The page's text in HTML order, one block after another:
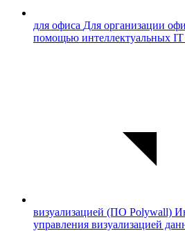
для офиса Для организации
помощью интеллектуальных IT
визуализацией (ПО Polywall)
управления визуализацией